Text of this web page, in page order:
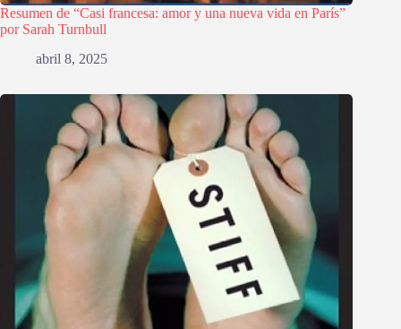
Resumen de “Casi francesa: amor y una nueva vida en París”
por Sarah Turnbull
abril 8, 2025